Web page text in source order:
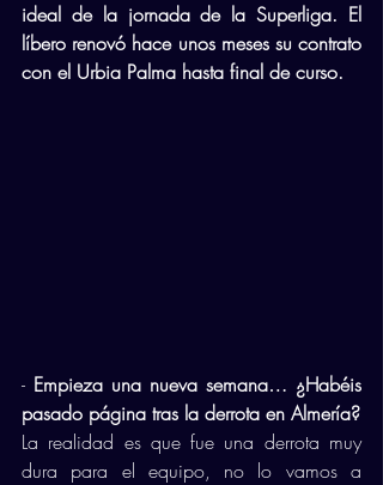
ideal de la jornada de la Superliga. El
líbero renovó hace unos meses su contrato
con el Urbia Palma hasta final de curso.
- Empieza una nueva semana… ¿Habéis
pasado página tras la derrota en Almería?
La realidad es que fue una derrota muy
dura para el equipo, no lo vamos a